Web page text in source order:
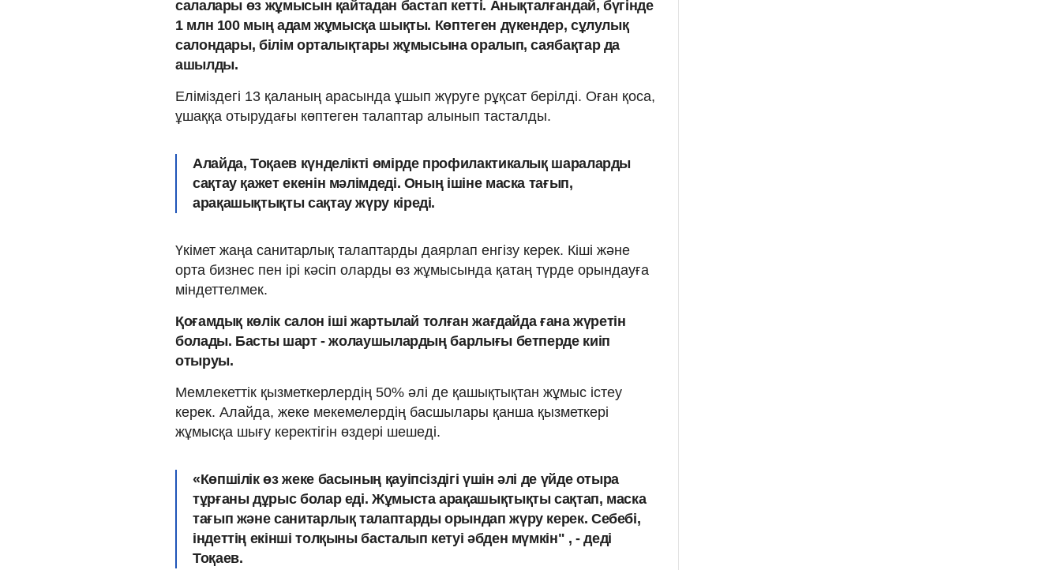
салалары өз жұмысын қайтадан бастап кетті. Анықталғандай, бүгінде
1 млн 100 мың адам жұмысқа шықты. Көптеген дүкендер, сұлулық
салондары, білім орталықтары жұмысына оралып, саябақтар да
ашылды.
Еліміздегі 13 қаланың арасында ұшып жүруге рұқсат берілді. Оған қоса,
ұшаққа отырудағы көптеген талаптар алынып тасталды.
Алайда, Тоқаев күнделікті өмірде профилактикалық шараларды
сақтау қажет екенін мәлімдеді. Оның ішіне маска тағып,
арақашықтықты сақтау жүру кіреді.
Үкімет жаңа санитарлық талаптарды даярлап енгізу керек. Кіші және
орта бизнес пен ірі кәсіп оларды өз жұмысында қатаң түрде орындауға
міндеттелмек.
Қоғамдық көлік салон іші жартылай толған жағдайда ғана жүретін
болады. Басты шарт - жолаушылардың барлығы бетперде киіп
отыруы.
Мемлекеттік қызметкерлердің 50% әлі де қашықтықтан жұмыс істеу
керек. Алайда, жеке мекемелердің басшылары қанша қызметкері
жұмысқа шығу керектігін өздері шешеді.
«Көпшілік өз жеке басының қауіпсіздігі үшін әлі де үйде отыра
тұрғаны дұрыс болар еді. Жұмыста арақашықтықты сақтап, маска
тағып және санитарлық талаптарды орындап жүру керек. Себебі,
індеттің екінші толқыны басталып кетуі әбден мүмкін" , - деді
Тоқаев.